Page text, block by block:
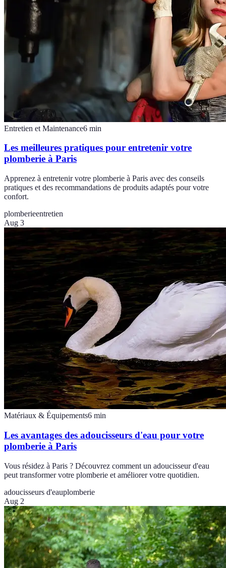
Entretien et Maintenance6 min
Les meilleures pratiques pour entretenir votre
plomberie à Paris
Apprenez à entretenir votre plomberie à Paris avec des conseils
pratiques et des recommandations de produits adaptés pour votre
confort.
plomberieentretien
Aug 3
Matériaux & Équipements6 min
Les avantages des adoucisseurs d'eau pour votre
plomberie à Paris
Vous résidez à Paris ? Découvrez comment un adoucisseur d'eau
peut transformer votre plomberie et améliorer votre quotidien.
adoucisseurs d'eauplomberie
Aug 2